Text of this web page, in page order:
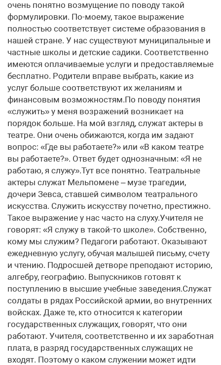
очень понятно возмущение по поводу такой
формулировки. По-моему, такое выражение
полностью соответствует системе образования в
нашей стране. У нас существуют муниципальные и
частные школы и детские садики. Соответственно
имеются оплачиваемые услуги и предоставляемые
бесплатно. Родители вправе выбрать, какие из
услуг больше соответствуют их желаниям и
финансовым возможностям.По поводу понятия
«служить» у меня возражений возникает на
порядок больше. На мой взгляд, служат актеры в
театре. Они очень обижаются, когда им задают
вопрос: «Где вы работаете?» или «В каком театре
вы работаете?». Ответ будет однозначным: «Я не
работаю, я служу».Тут все понятно. Театральные
актеры служат Мельпомене – музе трагедии,
дочери Зевса, ставшей символом театрального
искусства. Служить искусству почетно, престижно.
Такое выражение у нас часто на слуху.Учителя не
говорят: «Я служу в такой-то школе». Собственно,
кому мы служим? Педагоги работают. Оказывают
ежедневную услугу, обучая малышей письму, счету
и чтению. Подросшей детворе преподают историю,
алгебру, географию. Выпускников готовят к
поступлению в высшие учебные заведения.Служат
солдаты в рядах Российской армии, во внутренних
войсках. Даже те, кто относится к категории
государственных служащих, говорят, что они
работают. Учителя, соответственно и их заработная
плата, в разряд государственных служащих не
входят. Поэтому о каком служении может идти